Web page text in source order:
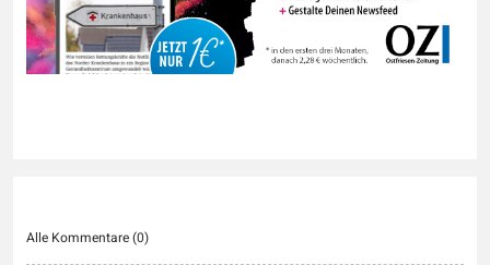
Alle Kommentare (0)